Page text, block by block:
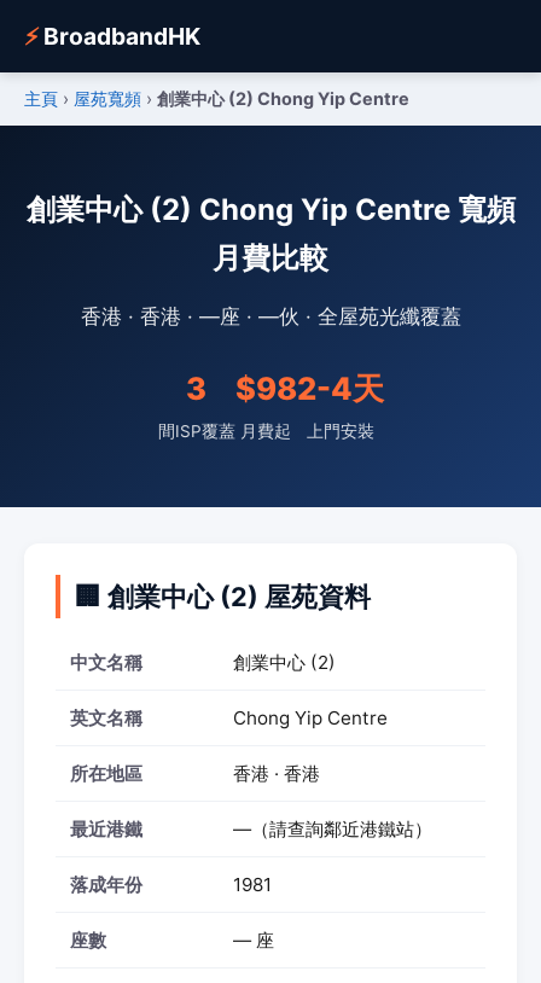
⚡BroadbandHK
主頁 › 屋苑寬頻 › 創業中心 (2) Chong Yip Centre
創業中心 (2) Chong Yip Centre 寬頻
月費比較
香港 · 香港 · —座 · —伙 · 全屋苑光纖覆蓋
3
間ISP覆蓋
$98
月費起
2-4天
上門安裝
🏢 創業中心 (2) 屋苑資料
中文名稱 創業中心 (2)
英文名稱 Chong Yip Centre
所在地區 香港 · 香港
最近港鐵 —（請查詢鄰近港鐵站）
落成年份 1981
座數 — 座